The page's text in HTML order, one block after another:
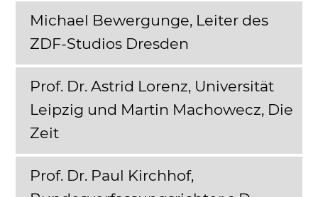
Michael Bewergunge, Leiter des
ZDF-Studios Dresden
Prof. Dr. Astrid Lorenz, Universität
Leipzig und Martin Machowecz, Die
Zeit
Prof. Dr. Paul Kirchhof,